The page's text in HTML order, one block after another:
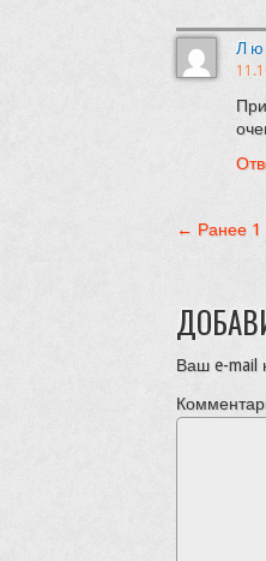
← Ранее 1
Ваш e-mail